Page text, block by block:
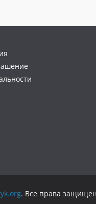
. Все права